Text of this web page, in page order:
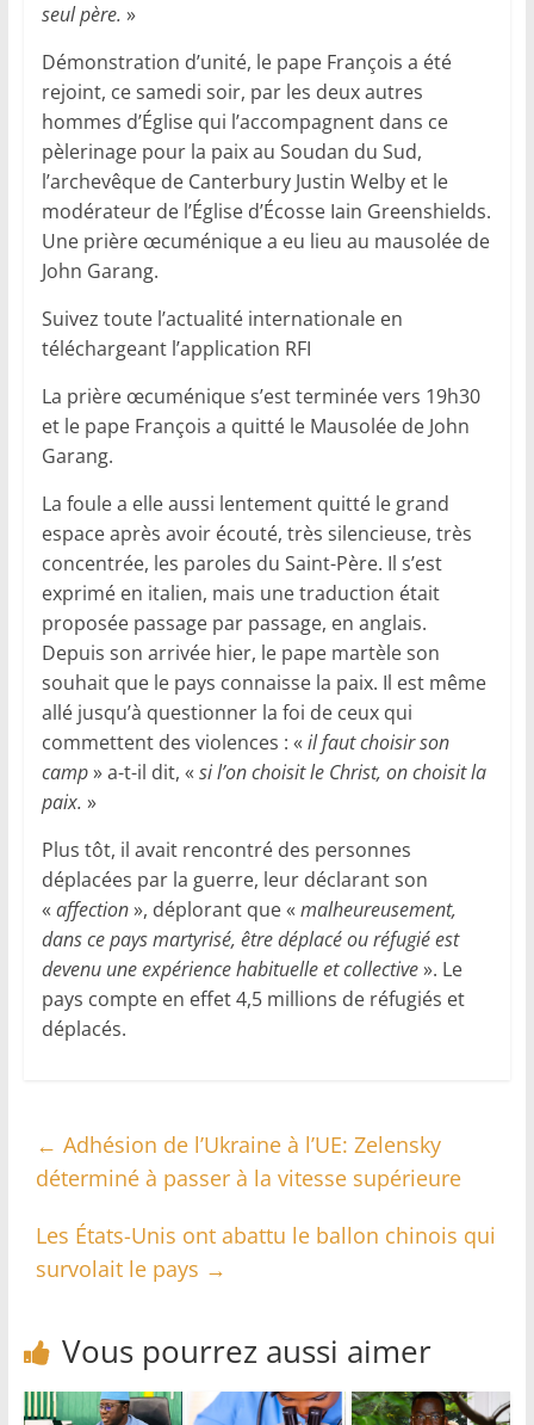
seul père. »
Démonstration d’unité, le pape François a été
rejoint, ce samedi soir, par les deux autres
hommes d’Église qui l’accompagnent dans ce
pèlerinage pour la paix au Soudan du Sud,
l’archevêque de Canterbury Justin Welby et le
modérateur de l’Église d’Écosse Iain Greenshields.
Une prière œcuménique a eu lieu au mausolée de
John Garang.
Suivez toute l’actualité internationale en
téléchargeant l’application RFI
La prière œcuménique s’est terminée vers 19h30
et le pape François a quitté le Mausolée de John
Garang.
La foule a elle aussi lentement quitté le grand
espace après avoir écouté, très silencieuse, très
concentrée, les paroles du Saint-Père. Il s’est
exprimé en italien, mais une traduction était
proposée passage par passage, en anglais.
Depuis son arrivée hier, le pape martèle son
souhait que le pays connaisse la paix. Il est même
allé jusqu’à questionner la foi de ceux qui
commettent des violences : « il faut choisir son
camp» a-t-il dit, « si l’on choisit le Christ, on choisit la
paix. »
Plus tôt, il avait rencontré des personnes
déplacées par la guerre, leur déclarant son
« affection», déplorant que « malheureusement,
dans ce pays martyrisé, être déplacé ou réfugié est
devenu une expérience habituelle et collective». Le
pays compte en effet 4,5 millions de réfugiés et
déplacés.
← Adhésion de l’Ukraine à l’UE: Zelensky
déterminé à passer à la vitesse supérieure
Les États-Unis ont abattu le ballon chinois qui
survolait le pays →
Vous pourrez aussi aimer